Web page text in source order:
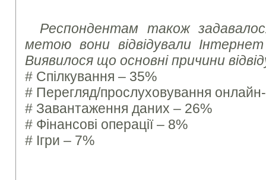
Респондентам також
метою вони відвідували
Виявилося що основні причини
# Спілкування – 35%
# Перегляд/прослуховування
# Завантаження даних – 26%
# Фінансові операції – 8%
# Ігри – 7%